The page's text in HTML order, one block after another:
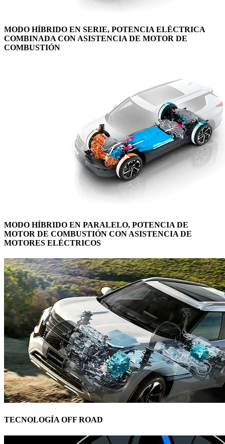
MODO HÍBRIDO EN SERIE, POTENCIA ELÉCTRICA
COMBINADA CON ASISTENCIA DE MOTOR DE
COMBUSTIÓN
MODO HÍBRIDO EN PARALELO, POTENCIA DE
MOTOR DE COMBUSTIÓN CON ASISTENCIA DE
MOTORES ELÉCTRICOS
TECNOLOGÍA OFF ROAD